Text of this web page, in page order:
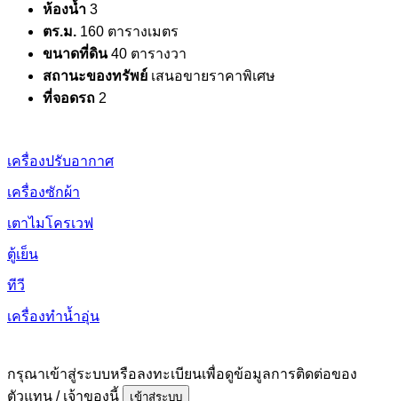
ห้องน้ำ 3
ตร.ม. 160 ตารางเมตร
ขนาดที่ดิน 40 ตารางวา
สถานะของทรัพย์ เสนอขายราคาพิเศษ
ที่จอดรถ 2
เครื่องปรับอากาศ
เครื่องซักผ้า
เตาไมโครเวฟ
ตู้เย็น
ทีวี
เครื่องทำน้ำอุ่น
กรุณาเข้าสู่ระบบหรือลงทะเบียนเพื่อดูข้อมูลการติดต่อของ
ตัวแทน / เจ้าของนี้
เข้าสู่ระบบ